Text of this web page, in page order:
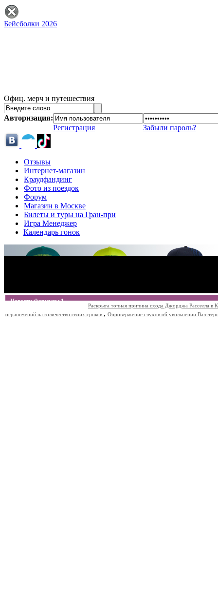
Бейсболки 2026
Офиц. мерч и путешествия
Авторизация:
Регистрация
Забыли пароль?
Отзывы
Интернет-магазин
Краудфандинг
Фото из поездок
Форум
Магазин в Москве
Билеты и туры на Гран-при
Игра Менеджер
Календарь гонок
Новости Формулы 1
Раскрыта точная причина схода Джорджа Расселла в
ограничений на количество своих сроков. , Опровержение слухов об увольнении